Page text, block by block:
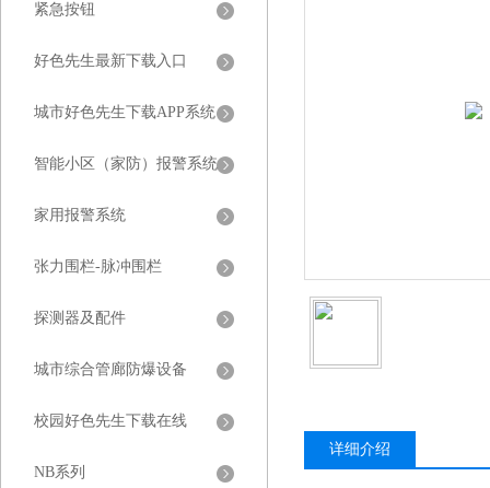
紧急按钮
好色先生最新下载入口
城市好色先生下载APP系统
智能小区（家防）报警系统
家用报警系统
张力围栏-脉冲围栏
探测器及配件
城市综合管廊防爆设备
校园好色先生下载在线
NB系列
详细介绍